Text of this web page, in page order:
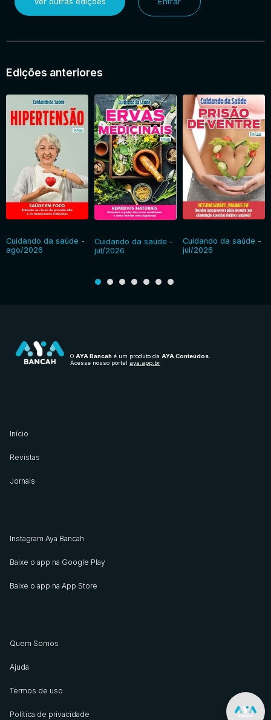
Edições anteriores
Cuidando da saúde -
ago/2026
Cuidando da saúde -
jul/2026
Cuidando da saúde -
jul/2026
O AYA Bancah é um produto da AYA Conteúdos
Acesse nosso portal aya.app.br
Início
Revistas
Jornais
Instagram Aya Bancah
Baixe o app na Google Play
Baixe o app na App Store
Quem Somos
Ajuda
Termos de uso
Política de privacidade